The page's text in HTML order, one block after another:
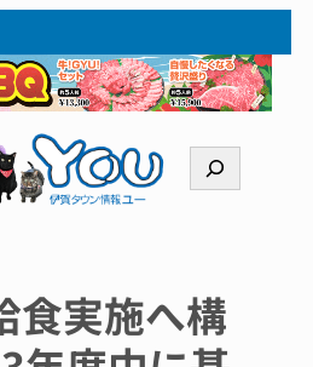
索
食実施へ構